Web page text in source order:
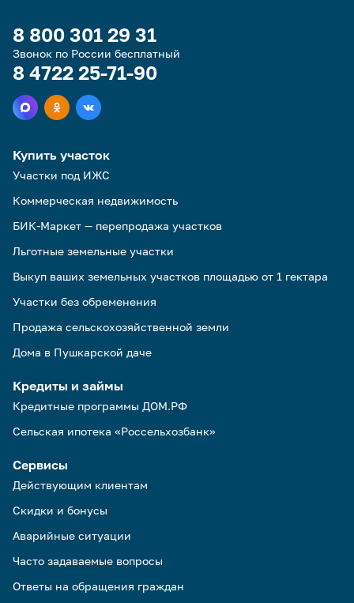
8 800 301 29 31
Звонок по России бесплатный
8 4722 25-71-90
Купить участок
Участки под ИЖС
Коммерческая недвижимость
БИК-Маркет — перепродажа участков
Льготные земельные участки
Выкуп ваших земельных участков площадью от 1 гектара
Участки без обременения
Продажа сельскохозяйственной земли
Дома в Пушкарской даче
Кредиты и займы
Кредитные программы ДОМ.РФ
Сельская ипотека «Россельхозбанк»
Сервисы
Действующим клиентам
Скидки и бонусы
Аварийные ситуации
Часто задаваемые вопросы
Ответы на обращения граждан